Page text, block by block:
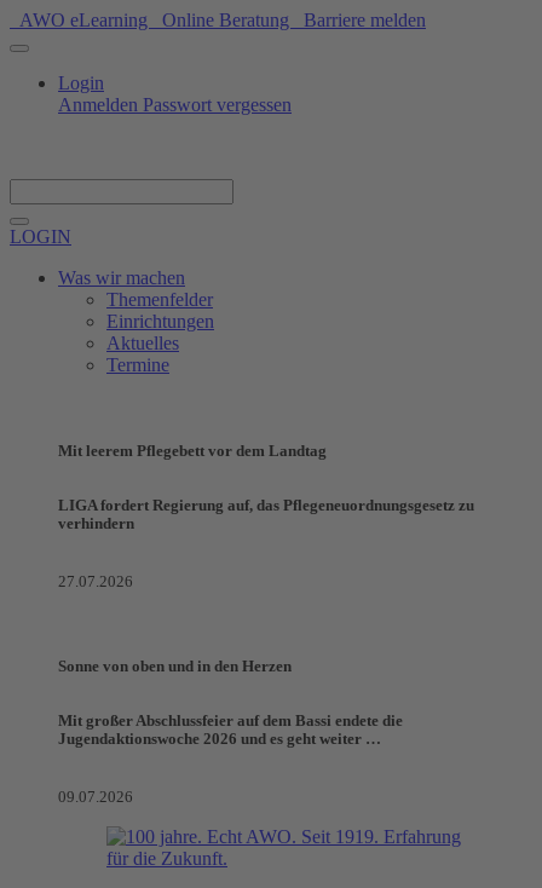
AWO eLearning Online Beratung Barriere melden
Login
Anmelden Passwort vergessen
LOGIN
Was wir machen
Themenfelder
Einrichtungen
Aktuelles
Termine
Mit leerem Pflegebett vor dem Landtag
LIGA fordert Regierung auf, das Pflegeneuordnungsgesetz zu
verhindern
27.07.2026
Sonne von oben und in den Herzen
Mit großer Abschlussfeier auf dem Bassi endete die
Jugendaktionswoche 2026 und es geht weiter …
09.07.2026